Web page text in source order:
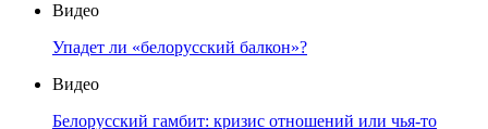
Видео
Упадет ли «белорусский балкон»?
Видео
Белорусский гамбит: кризис отношений или чья-то